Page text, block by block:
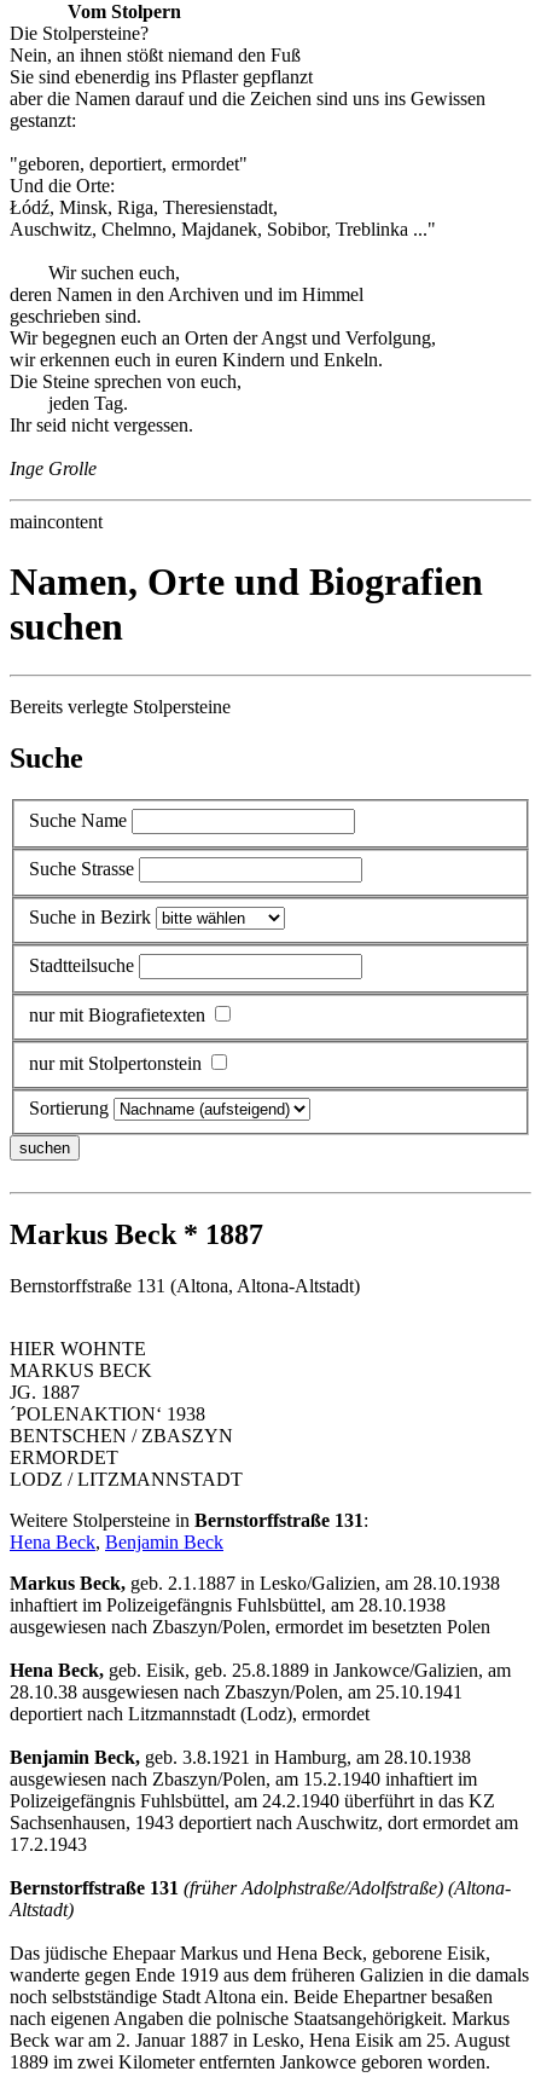
Vom Stolpern
Die Stolpersteine?
Nein, an ihnen stößt niemand den Fuß
Sie sind ebenerdig ins Pflaster gepflanzt
aber die Namen darauf und die Zeichen sind uns ins Gewissen
gestanzt:
"geboren, deportiert, ermordet"
Und die Orte:
Łódź, Minsk, Riga, Theresienstadt,
Auschwitz, Chelmno, Majdanek, Sobibor, Treblinka ..."
Wir suchen euch,
deren Namen in den Archiven und im Himmel
geschrieben sind.
Wir begegnen euch an Orten der Angst und Verfolgung,
wir erkennen euch in euren Kindern und Enkeln.
Die Steine sprechen von euch,
jeden Tag.
Ihr seid nicht vergessen.
Inge Grolle
maincontent
Namen, Orte und Biografien
suchen
Bereits verlegte Stolpersteine
Suche
Suche Name
Suche Strasse
Suche in Bezirk
Stadtteilsuche
nur mit Biografietexten
nur mit Stolpertonstein
Sortierung
Markus Beck * 1887
Bernstorffstraße 131 (Altona, Altona-Altstadt)
HIER WOHNTE
MARKUS BECK
JG. 1887
´POLENAKTION‘ 1938
BENTSCHEN / ZBASZYN
ERMORDET
LODZ / LITZMANNSTADT
Weitere Stolpersteine in Bernstorffstraße 131:
Hena Beck, Benjamin Beck
Markus Beck, geb. 2.1.1887 in Lesko/Galizien, am 28.10.1938
inhaftiert im Polizeigefängnis Fuhlsbüttel, am 28.10.1938
ausgewiesen nach Zbaszyn/Polen, ermordet im besetzten Polen
Hena Beck, geb. Eisik, geb. 25.8.1889 in Jankowce/Galizien, am
28.10.38 ausgewiesen nach Zbaszyn/Polen, am 25.10.1941
deportiert nach Litzmannstadt (Lodz), ermordet
Benjamin Beck, geb. 3.8.1921 in Hamburg, am 28.10.1938
ausgewiesen nach Zbaszyn/Polen, am 15.2.1940 inhaftiert im
Polizeigefängnis Fuhlsbüttel, am 24.2.1940 überführt in das KZ
Sachsenhausen, 1943 deportiert nach Auschwitz, dort ermordet am
17.2.1943
Bernstorffstraße 131 (früher Adolphstraße/Adolfstraße) (Altona-
Altstadt)
Das jüdische Ehepaar Markus und Hena Beck, geborene Eisik,
wanderte gegen Ende 1919 aus dem früheren Galizien in die damals
noch selbstständige Stadt Altona ein. Beide Ehepartner besaßen
nach eigenen Angaben die polnische Staatsangehörigkeit. Markus
Beck war am 2. Januar 1887 in Lesko, Hena Eisik am 25. August
1889 im zwei Kilometer entfernten Jankowce geboren worden.